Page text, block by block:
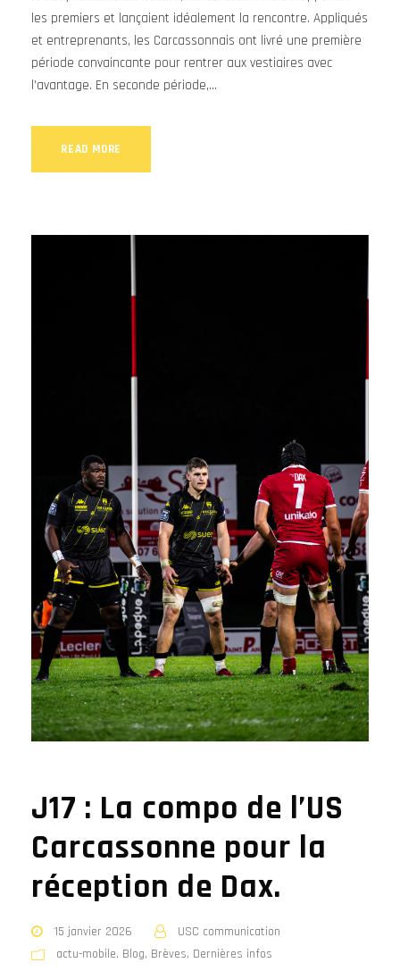
les premiers et lançaient idéalement la rencontre. Appliqués
et entreprenants, les Carcassonnais ont livré une première
période convaincante pour rentrer aux vestiaires avec
l’avantage. En seconde période,...
READ MORE
J17 : La compo de l’US
Carcassonne pour la
réception de Dax.
15 janvier 2026
USC communication
actu-mobile, Blog, Brèves, Dernières infos